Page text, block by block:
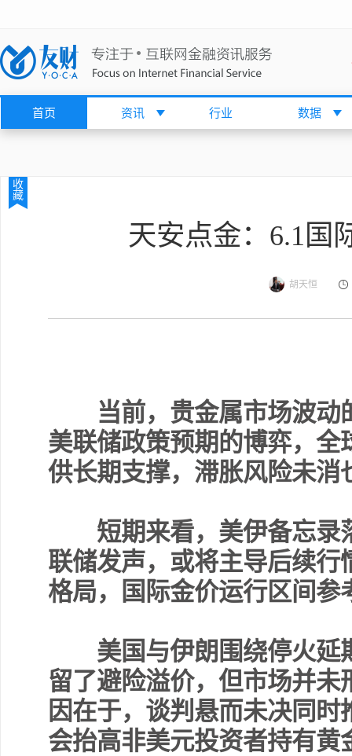
首页 资讯 行业 数据
收
藏
天安点金：6.1国
胡天恒
当前，贵金属市场波动
美联储政策预期的博弈，
供长期支撑，滞胀风险未消
短期来看，美伊备忘录
联储发声，或将主导后续
格局，国际金价运行区间参
美国与伊朗围绕停火延
留了避险溢价，但市场并
因在于，谈判悬而未决同
会抬高非美元投资者持有